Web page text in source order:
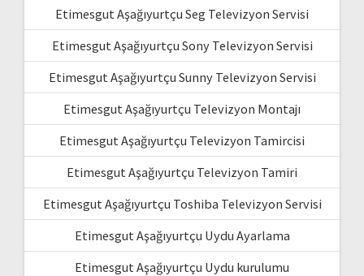
Etimesgut Aşağıyurtçu Seg Televizyon Servisi
Etimesgut Aşağıyurtçu Sony Televizyon Servisi
Etimesgut Aşağıyurtçu Sunny Televizyon Servisi
Etimesgut Aşağıyurtçu Televizyon Montajı
Etimesgut Aşağıyurtçu Televizyon Tamircisi
Etimesgut Aşağıyurtçu Televizyon Tamiri
Etimesgut Aşağıyurtçu Toshiba Televizyon Servisi
Etimesgut Aşağıyurtçu Uydu Ayarlama
Etimesgut Aşağıyurtçu Uydu kurulumu